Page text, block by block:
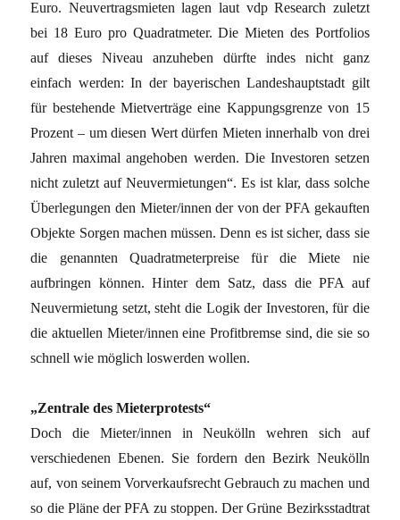
Euro. Neuvertragsmieten lagen laut vdp Research zuletzt
bei 18 Euro pro Quadratmeter. Die Mieten des Portfolios
auf dieses Niveau anzuheben dürfte indes nicht ganz
einfach werden: In der bayerischen Landeshauptstadt gilt
für bestehende Mietverträge eine Kappungsgrenze von 15
Prozent – um diesen Wert dürfen Mieten innerhalb von drei
Jahren maximal angehoben werden. Die Investoren setzen
nicht zuletzt auf Neuvermietungen“. Es ist klar, dass solche
Überlegungen den Mieter/innen der von der PFA gekauften
Objekte Sorgen machen müssen. Denn es ist sicher, dass sie
die genannten Quadratmeterpreise für die Miete nie
aufbringen können. Hinter dem Satz, dass die PFA auf
Neuvermietung setzt, steht die Logik der Investoren, für die
die aktuellen Mieter/innen eine Profitbremse sind, die sie so
schnell wie möglich loswerden wollen.
„Zentrale des Mieterprotests“
Doch die Mieter/innen in Neukölln wehren sich auf
verschiedenen Ebenen. Sie fordern den Bezirk Neukölln
auf, von seinem Vorverkaufsrecht Gebrauch zu machen und
so die Pläne der PFA zu stoppen. Der Grüne Bezirksstadtrat